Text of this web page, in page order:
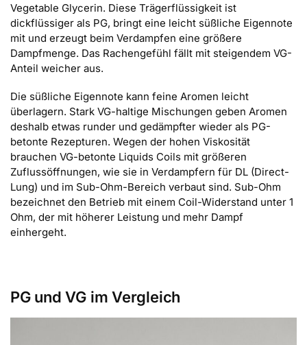
Vegetable Glycerin. Diese Trägerflüssigkeit ist
dickflüssiger als PG, bringt eine leicht süßliche Eigennote
mit und erzeugt beim Verdampfen eine größere
Dampfmenge. Das Rachengefühl fällt mit steigendem VG-
Anteil weicher aus.
Die süßliche Eigennote kann feine Aromen leicht
überlagern. Stark VG-haltige Mischungen geben Aromen
deshalb etwas runder und gedämpfter wieder als PG-
betonte Rezepturen. Wegen der hohen Viskosität
brauchen VG-betonte Liquids Coils mit größeren
Zuflussöffnungen, wie sie in Verdampfern für DL (Direct-
Lung) und im Sub-Ohm-Bereich verbaut sind. Sub-Ohm
bezeichnet den Betrieb mit einem Coil-Widerstand unter 1
Ohm, der mit höherer Leistung und mehr Dampf
einhergeht.
PG und VG im Vergleich